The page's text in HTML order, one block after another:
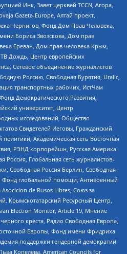
Инк, Завет церквей TCCN, Агора,
Gazeta-Europe, Алтай проект,
Чернигов, Фонд Дом Прав Человека,
Бориса Звозскова, Дом прав
Ереван, Дом прав человека Крым,
ТВ Дождь, Центр европейских
Сетевое объединение журналистов
Россию, Свободная Бурятия, Uralic,
транспортных рабочих, ИстЧам
Демократического Развития,
университет, Центр
исследований, Общество
Свидетелей Иеговы, Гражданский
Академическая сеть Восточная
РЭНД корпорейшн, Русская Америка
Россия, Глобальная сеть журналистов-
Свободная Россия Берлин, Свободная
Фонд глобальной помощи, Антивоенный
de Rusos Libres, Союз за
Крымскотатарский Ресурсный Центр,
Election Monitor, Article 19, Мнение
креста, Радио Свободная Европа,
Европы, Фонд имени Фридриха
поддержки гендерной демократии
Копелева, American Councils for